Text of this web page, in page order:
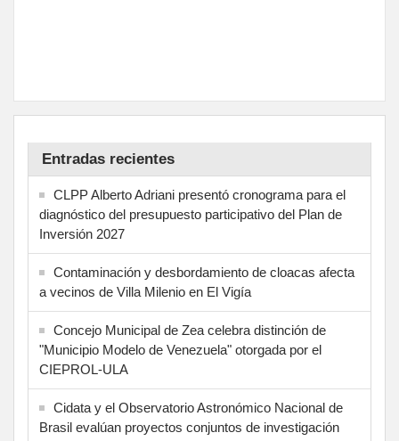
Entradas recientes
CLPP Alberto Adriani presentó cronograma para el
diagnóstico del presupuesto participativo del Plan de
Inversión 2027
Contaminación y desbordamiento de cloacas afecta
a vecinos de Villa Milenio en El Vigía
Concejo Municipal de Zea celebra distinción de
"Municipio Modelo de Venezuela" otorgada por el
CIEPROL-ULA
Cidata y el Observatorio Astronómico Nacional de
Brasil evalúan proyectos conjuntos de investigación